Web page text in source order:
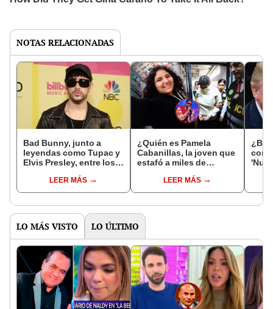
NOTAS RELACIONADAS
Bad Bunny, junto a
leyendas como Tupac y
Elvis Presley, entre los
todos los tiempos”
LEER MÁS
¿Quién es Pamela
Cabanillas, la joven que
estafó a miles de
de Daddy Yankee, ganó
S/2 millones y fue
prisión?
LEER MÁS
LO MÁS VISTO LO ÚLTIMO